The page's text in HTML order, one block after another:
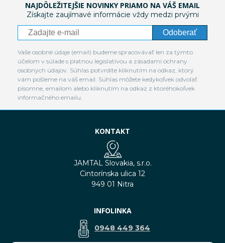
NAJDÔLEŽITEJŠIE NOVINKY PRIAMO NA VÁŠ EMAIL
Získajte zaujímavé informácie vždy medzi prvými
Odoberať
Vaše osobné údaje (email) budeme spracovávať len za týmto
účelom v súlade s platnou legislatívou a zásadami ochrany
osobných údajov. Súhlas potvrdíte kliknutím na odkaz, ktorý
vám pošleme na váš email. Súhlas môžete kedykoľvek odvolať
písomne, emailom alebo kliknutím na odkaz z ktoréhokoľvek
informačného emailu.
KONTAKT
JAMTAL Slovakia, s.r.o.
Cintorínska ulica 12
949 01 Nitra
INFOLINKA
0948 449 364